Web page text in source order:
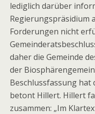
lediglich darüber
Regierungspräsidium
Forderungen nicht
daher die Gemeinde
der
Beschlussfassung hat
betont Hillert. Hillert
zusammen: „Im